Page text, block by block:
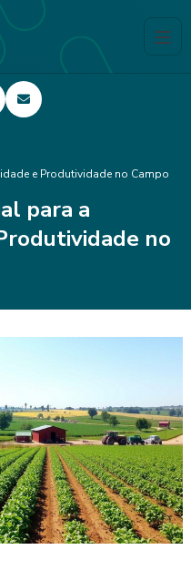
e Produtividade no Campo
para a
no